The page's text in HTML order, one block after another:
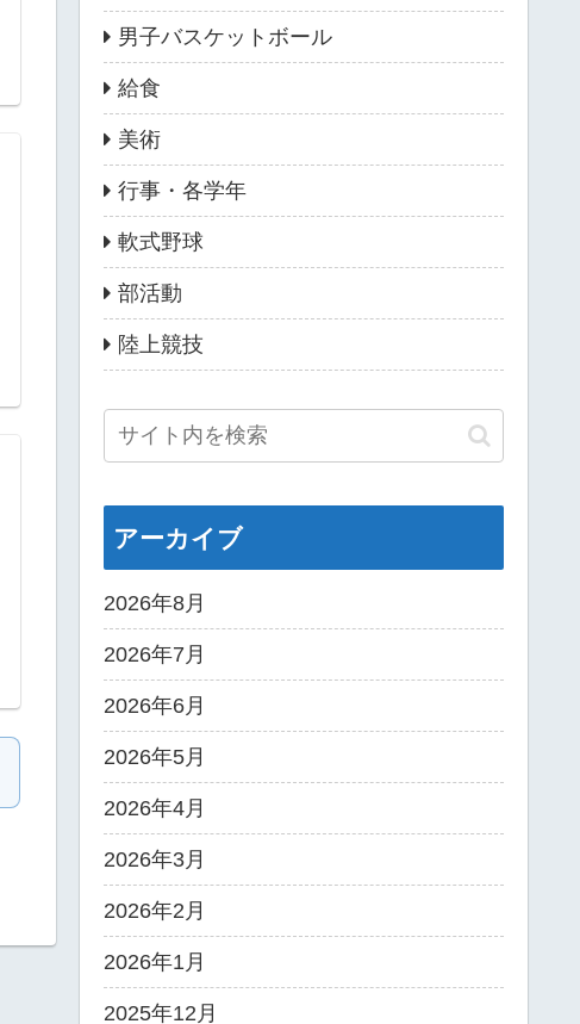
男子バスケットボール
給食
美術
行事・各学年
軟式野球
部活動
陸上競技
アーカイブ
2026年8月
2026年7月
2026年6月
2026年5月
2026年4月
2026年3月
2026年2月
2026年1月
2025年12月